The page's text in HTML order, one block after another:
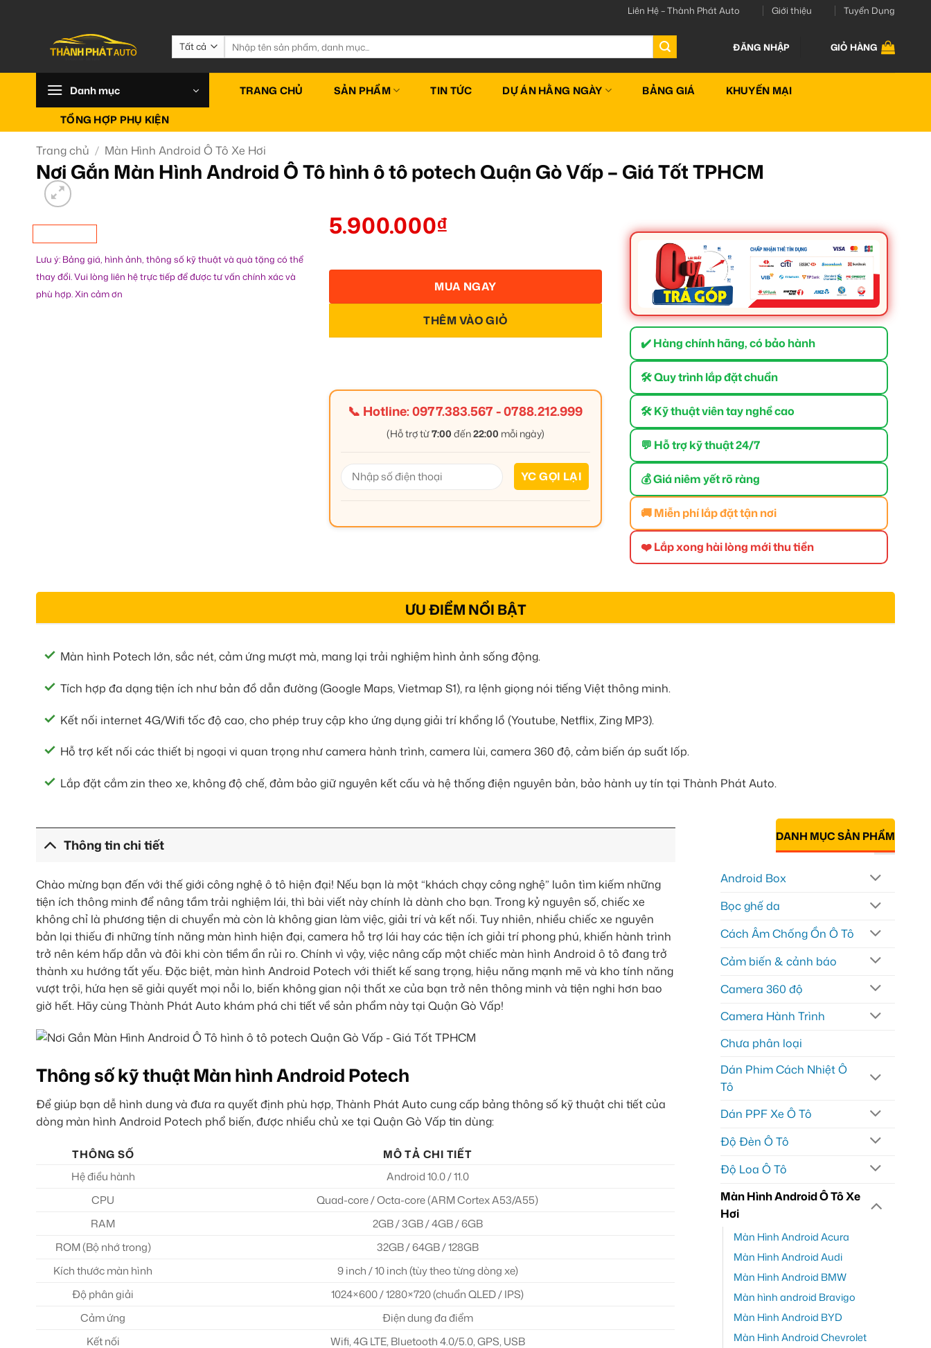
Liên Hệ – Thành Phát Auto Giới thiệu Tuyển Dụng
Tìm
kiếm:
ĐĂNG NHẬP GIỎ HÀNG
Danh mục TRANG CHỦ SẢN PHẨM TIN TỨC DỰ ÁN HẰNG NGÀY BẢNG GIÁ KHUYẾN MẠI
TỔNG HỢP PHỤ KIỆN
Trang chủ / Màn Hình Android Ô Tô Xe Hơi
Nơi Gắn Màn Hình Android Ô Tô hình ô tô potech Quận Gò Vấp – Giá Tốt TPHCM
Lưu ý: Bảng giá, hình ảnh, thông số kỹ thuật và quà tặng có thể
thay đổi. Vui lòng liên hệ trực tiếp để được tư vấn chính xác và
phù hợp. Xin cảm ơn
5.900.000₫
THÊM VÀO GIỎ
MUA NGAY
📞 Hotline:0977.383.567-0788.212.999
(Hỗ trợ từ7:00 đến22:00 mỗi ngày)
✔️ Hàng chính hãng, có bảo hành
🛠 Quy trình lắp đặt chuẩn
🛠 Kỹ thuật viên tay nghề cao
💬 Hỗ trợ kỹ thuật 24/7
💰 Giá niêm yết rõ ràng
🚚 Miễn phí lắp đặt tận nơi
❤️ Lắp xong hài lòng mới thu tiền
ƯU ĐIỂM NỔI BẬT
Màn hình Potech lớn, sắc nét, cảm ứng mượt mà, mang lại trải nghiệm hình ảnh sống động.
Tích hợp đa dạng tiện ích như bản đồ dẫn đường (Google Maps, Vietmap S1), ra lệnh giọng nói tiếng Việt thông minh.
Kết nối internet 4G/Wifi tốc độ cao, cho phép truy cập kho ứng dụng giải trí khổng lồ (Youtube, Netflix, Zing MP3).
Hỗ trợ kết nối các thiết bị ngoại vi quan trọng như camera hành trình, camera lùi, camera 360 độ, cảm biến áp suất lốp.
Lắp đặt cắm zin theo xe, không độ chế, đảm bảo giữ nguyên kết cấu và hệ thống điện nguyên bản, bảo hành uy tín tại Thành Phát Auto.
Thông tin chi tiết
Chào mừng bạn đến với thế giới công nghệ ô tô hiện đại! Nếu bạn là một “khách chạy công nghệ” luôn tìm kiếm những
tiện ích thông minh để nâng tầm trải nghiệm lái, thì bài viết này chính là dành cho bạn. Trong kỷ nguyên số, chiếc xe
không chỉ là phương tiện di chuyển mà còn là không gian làm việc, giải trí và kết nối. Tuy nhiên, nhiều chiếc xe nguyên
bản lại thiếu đi những tính năng màn hình hiện đại, camera hỗ trợ lái hay các tiện ích giải trí phong phú, khiến hành trình
trở nên kém hấp dẫn và đôi khi còn tiềm ẩn rủi ro. Chính vì vậy, việc nâng cấp một chiếc màn hình Android ô tô đang trở
thành xu hướng tất yếu. Đặc biệt, màn hình Android Potech với thiết kế sang trọng, hiệu năng mạnh mẽ và kho tính năng
vượt trội, hứa hẹn sẽ giải quyết mọi nỗi lo, biến không gian nội thất xe của bạn trở nên thông minh và tiện nghi hơn bao
giờ hết. Hãy cùng Thành Phát Auto khám phá chi tiết về sản phẩm này tại Quận Gò Vấp!
Thông số kỹ thuật Màn hình Android Potech
Để giúp bạn dễ hình dung và đưa ra quyết định phù hợp, Thành Phát Auto cung cấp bảng thông số kỹ thuật chi tiết của
dòng màn hình Android Potech phổ biến, được nhiều chủ xe tại Quận Gò Vấp tin dùng:
THÔNG SỐ
MÔ TẢ CHI TIẾT
Hệ điều hành
Android 10.0 / 11.0
CPU
Quad-core / Octa-core (ARM Cortex A53/A55)
RAM
2GB / 3GB / 4GB / 6GB
ROM (Bộ nhớ trong)
32GB / 64GB / 128GB
Kích thước màn hình
9 inch / 10 inch (tùy theo từng dòng xe)
Độ phân giải
1024×600 / 1280×720 (chuẩn QLED / IPS)
Cảm ứng
Điện dung đa điểm
Kết nối
Wifi, 4G LTE, Bluetooth 4.0/5.0, GPS, USB
DANH MỤC SẢN PHẨM
Android Box
Bọc ghế da
Cách Âm Chống Ồn Ô Tô
Cảm biến & cảnh báo
Camera 360 độ
Camera Hành Trình
Chưa phân loại
Dán Phim Cách Nhiệt Ô
Tô
Dán PPF Xe Ô Tô
Độ Đèn Ô Tô
Độ Loa Ô Tô
Màn Hình Android Ô Tô Xe
Hơi
Màn Hình Android Acura
Màn Hình Android Audi
Màn Hình Android BMW
Màn hình android Bravigo
Màn Hình Android BYD
Màn Hình Android Chevrolet